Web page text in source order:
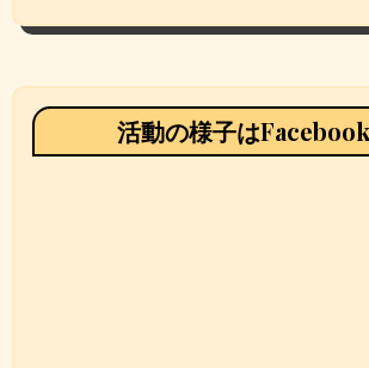
活動の様子はFacebook